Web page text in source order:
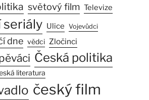
světový film Televize
Ulice Vojevůdci
dne vědci Zločinci
Česká politika
literatura
český film